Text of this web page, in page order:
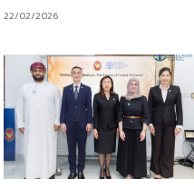
22/02/2026